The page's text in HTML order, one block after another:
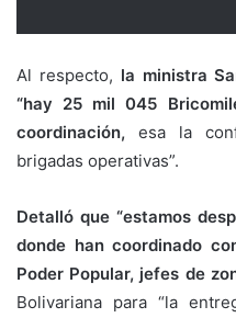
Al respecto, la ministra
“hay 25 mil 045
coordinación, esa la
brigadas operativas”.
Detalló que “estamos
donde han coordinado
Poder Popular, jefes de
Bolivariana para “la